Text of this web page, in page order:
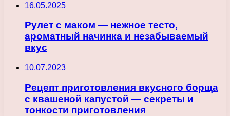
16.05.2025
Рулет с маком — нежное тесто,
ароматный начинка и незабываемый
вкус
10.07.2023
Рецепт приготовления вкусного борща
с квашеной капустой — секреты и
тонкости приготовления